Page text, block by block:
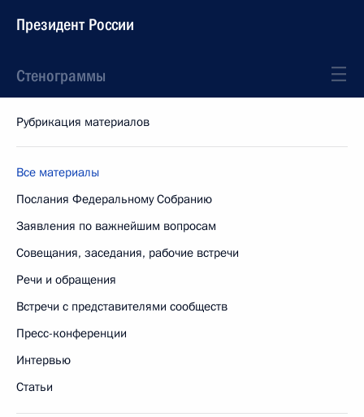
Президент России
Стенограммы
Рубрикация материалов
Все материалы
Послания Федеральному Собранию
Заявления по важнейшим вопросам
Совещания, заседания, рабочие встречи
Речи и обращения
Встречи с представителями сообществ
Пресс-конференции
Интервью
Статьи